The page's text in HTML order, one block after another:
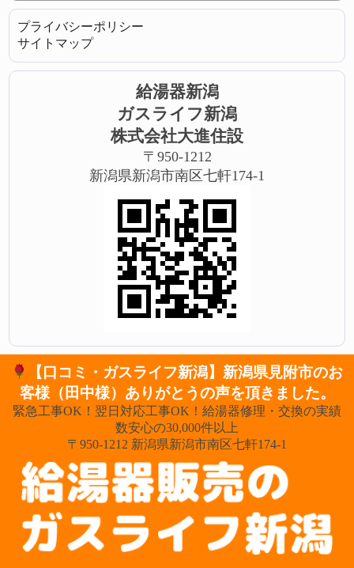
プライバシーポリシー
サイトマップ
給湯器新潟
ガスライフ新潟
株式会社大進住設
〒950-1212
新潟県新潟市南区七軒174-1
【口コミ・ガスライフ新潟】新潟県見附市のお
客様（田中様）ありがとうの声を頂きました。
緊急工事OK！翌日対応工事OK！給湯器修理・交換の実績
数安心の30,000件以上
〒950-1212 新潟県新潟市南区七軒174-1